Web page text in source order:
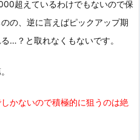
超えているわけでもないので保
の、逆に言えばピックアップ期
…？と取れなくもないです。
かないので積極的に狙うのは絶